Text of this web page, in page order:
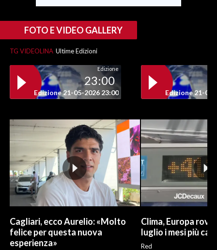
NOTIZIE
EVENTI
3 MINUTI CON
ANNUNCI
NECROLOGI
PUBBLICITÀ
SPIAGGE
STORE
FOTO E VIDEO GALLERY
TG VIDEOLINA Ultime Edizioni
Edizione
23:00
Edizione 21-05-2026 23:00 Edizione 21-05-
Cagliari, ecco Aurelio: «Molto
felice per questa nuova
esperienza»
Clima, Europa
luglio i mesi più
Red